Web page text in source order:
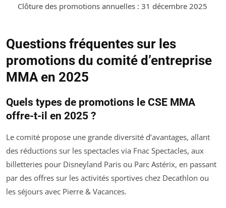
Clôture des promotions annuelles : 31 décembre 2025
Questions fréquentes sur les
promotions du comité d’entreprise
MMA en 2025
Quels types de promotions le CSE MMA
offre-t-il en 2025 ?
Le comité propose une grande diversité d’avantages, allant
des réductions sur les spectacles via Fnac Spectacles, aux
billetteries pour Disneyland Paris ou Parc Astérix, en passant
par des offres sur les activités sportives chez Decathlon ou
les séjours avec Pierre & Vacances.